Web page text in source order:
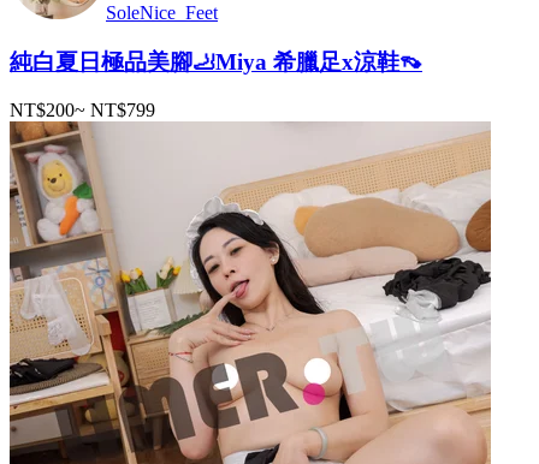
SoleNice_Feet
純白夏日極品美腳🦶Miya 希臘足x涼鞋👡
NT$200~ NT$799